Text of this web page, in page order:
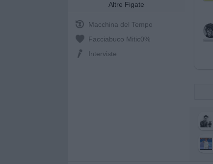
Altre Figate
Macchina del Tempo
Facciabuco Mitic0%
Interviste